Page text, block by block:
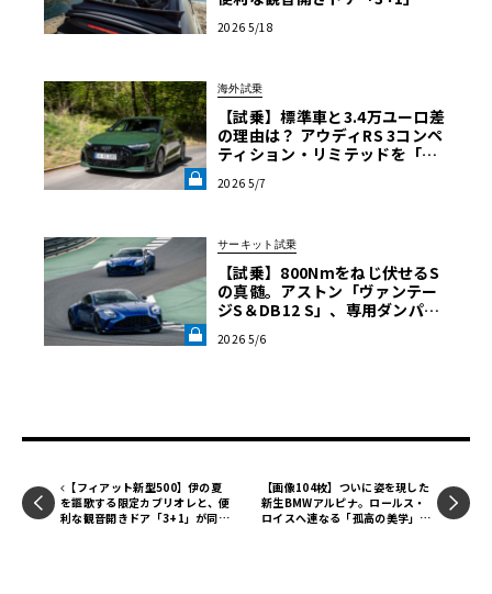
2026 5/18
海外試乗
【試乗】標準車と3.4万ユーロ差
の理由は？ アウディRS 3コンペ
ティション・リミテッドを「ほ
心《LE VOLANT LAB》
2026 5/7
サーキット試乗
【試乗】800Nmをねじ伏せるS
の真髄。アストン「ヴァンテー
ジS＆DB12 S」、専用ダンパー
走り《LE VOLANT LAB》
2026 5/6
【フィアット新型500】伊の夏
を謳歌する限定カブリオレと、便
利な観音開きドア「3+1」が同時
【画像104枚】ついに姿を現した
新生BMWアルピナ。ロールス・
ロイスへ連なる「孤高の美学」を